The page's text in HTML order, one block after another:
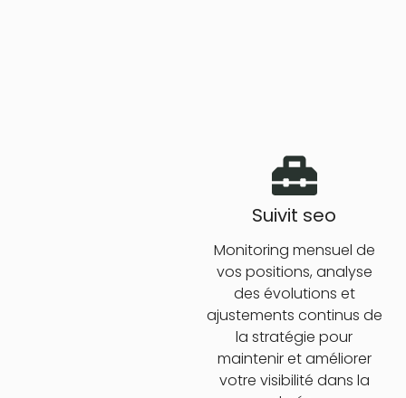
Suivit seo
Monitoring mensuel de
vos positions, analyse
des évolutions et
ajustements continus de
la stratégie pour
maintenir et améliorer
votre visibilité dans la